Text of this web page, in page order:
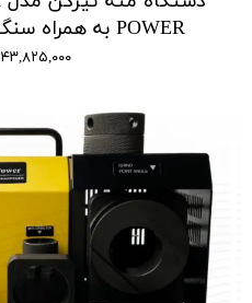
POWER به همراه سنگ و فشنگی و کلت
۴۳,۸۲۵,۰۰۰ تومان